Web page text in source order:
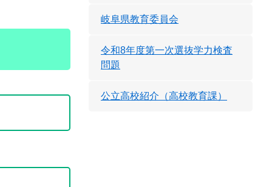
岐阜県教育委員会
令和8年度第一次選抜学力検査
問題
公立高校紹介（高校教育課）